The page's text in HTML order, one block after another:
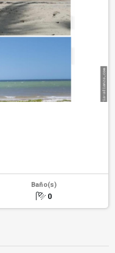
Baño(s)
0